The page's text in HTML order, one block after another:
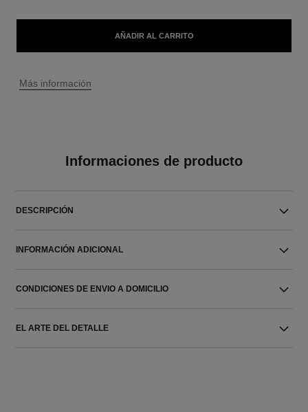
AÑADIR AL CARRITO
↩
Más información
Informaciones de producto
DESCRIPCIÓN
INFORMACIÓN ADICIONAL
CONDICIONES DE ENVIO A DOMICILIO
EL ARTE DEL DETALLE